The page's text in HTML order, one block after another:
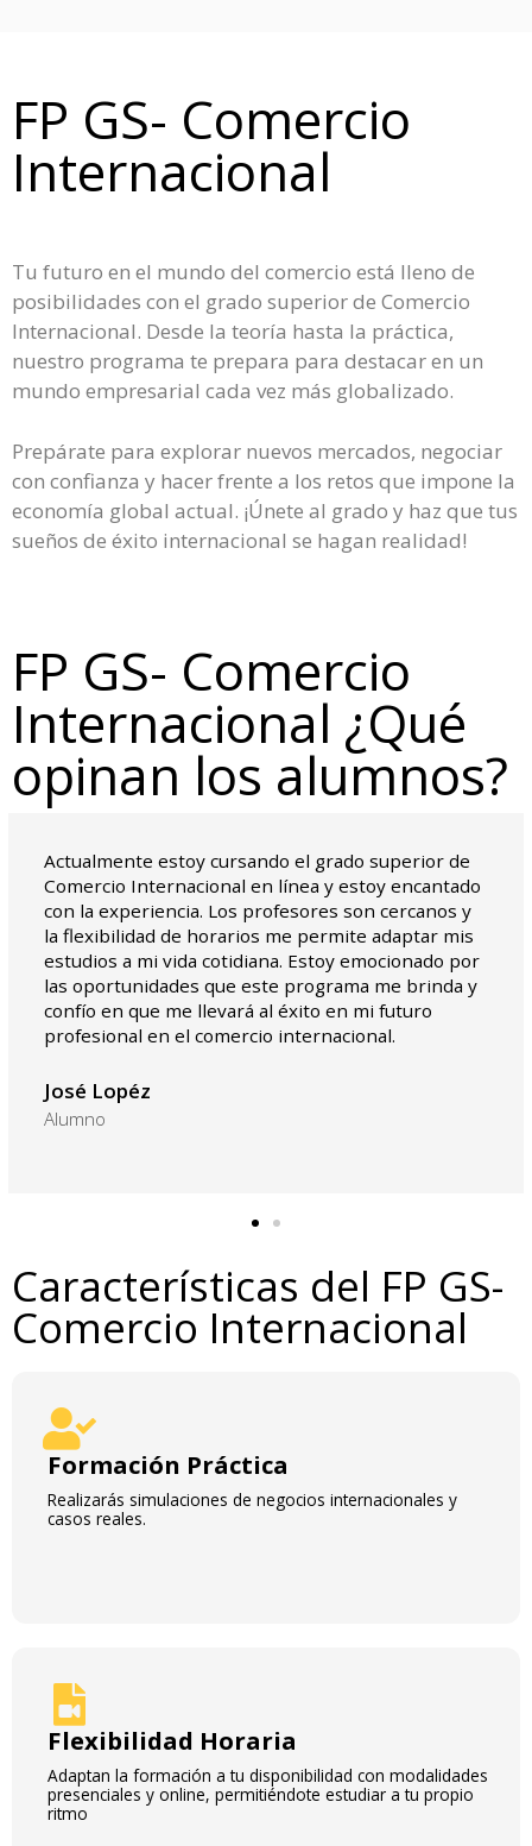
FP GS- Comercio
Internacional
Tu futuro en el mundo del comercio está lleno de
posibilidades con el grado superior de Comercio
Internacional. Desde la teoría hasta la práctica,
nuestro programa te prepara para destacar en un
mundo empresarial cada vez más globalizado.
Prepárate para explorar nuevos mercados, negociar
con confianza y hacer frente a los retos que impone la
economía global actual. ¡Únete al grado y haz que tus
sueños de éxito internacional se hagan realidad!
FP GS- Comercio
Internacional ¿Qué
opinan los alumnos?
Actualmente estoy cursando el grado superior de
Comercio Internacional en línea y estoy encantado
con la experiencia. Los profesores son cercanos y
la flexibilidad de horarios me permite adaptar mis
estudios a mi vida cotidiana. Estoy emocionado por
las oportunidades que este programa me brinda y
confío en que me llevará al éxito en mi futuro
profesional en el comercio internacional.
José Lopéz
Alumno
Características del FP GS-
Comercio Internacional
Formación Práctica
Realizarás simulaciones de negocios internacionales y
casos reales.
Flexibilidad Horaria
Adaptan la formación a tu disponibilidad con modalidades
presenciales y online, permitiéndote estudiar a tu propio
ritmo